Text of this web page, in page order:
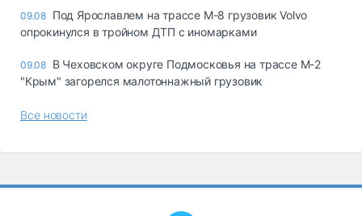
09.08 Под Ярославлем на трассе М-8 грузовик Volvo
опрокинулся в тройном ДТП с иномарками
09.08 В Чеховском округе Подмосковья на трассе М-2
"Крым" загорелся малотоннажный грузовик
Все новости